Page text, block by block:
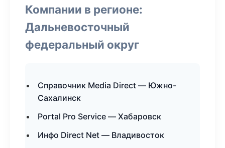
Компании в регионе:
Дальневосточный
федеральный округ
Справочник Media Direct — Южно-
Сахалинск
Portal Pro Service — Хабаровск
Инфо Direct Net — Владивосток